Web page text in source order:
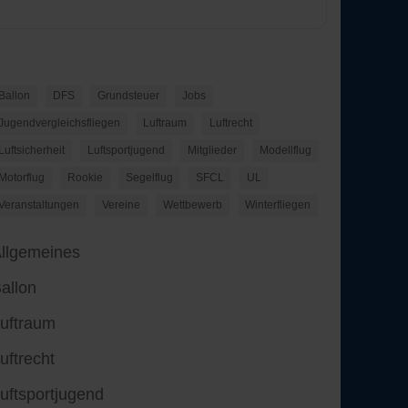
Ballon DFS Grundsteuer Jobs
Jugendvergleichsfliegen Luftraum Luftrecht
Luftsicherheit Luftsportjugend Mitglieder Modellflug
Motorflug Rookie Segelflug SFCL UL
Vereine Wettbewerb Winterfliegen